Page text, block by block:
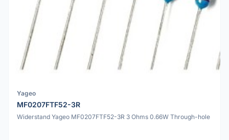
Yageo
MF0207FTF52-3R
Widerstand Yageo MF0207FTF52-3R 3 Ohms 0.66W Through-hole